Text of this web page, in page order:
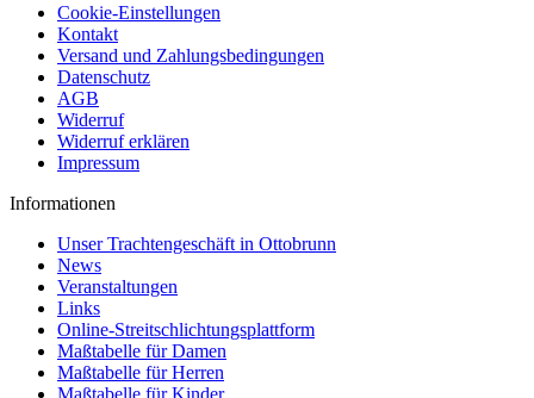
Cookie-Einstellungen
Kontakt
Versand und Zahlungsbedingungen
Datenschutz
AGB
Widerruf
Widerruf erklären
Impressum
Informationen
Unser Trachtengeschäft in Ottobrunn
News
Veranstaltungen
Links
Online-Streitschlichtungsplattform
Maßtabelle für Damen
Maßtabelle für Herren
Maßtabelle für Kinder